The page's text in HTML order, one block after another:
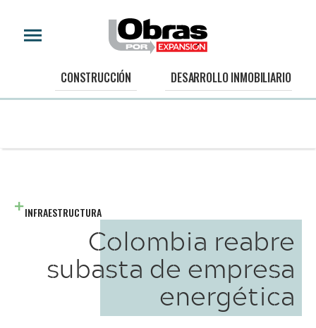
CONSTRUCCIÓN DESARROLLO INMOBILIARIO
INFRAESTRUCTURA
Colombia reabre
subasta de empresa
energética